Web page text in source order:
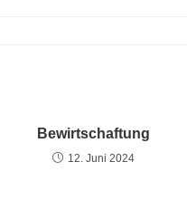
Bewirtschaftung
12. Juni 2024